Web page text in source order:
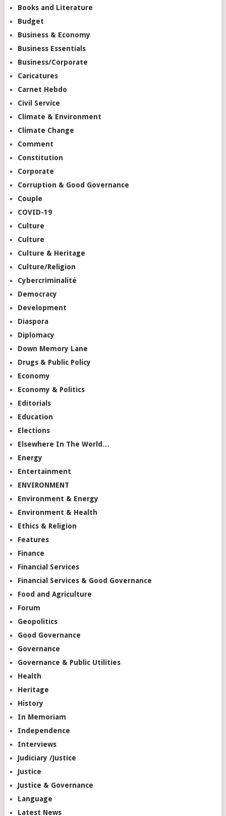
Books and Literature
Budget
Business & Economy
Business Essentials
Business/Corporate
Caricatures
Carnet Hebdo
Civil Service
Climate & Environment
Climate Change
Comment
Constitution
Corporate
Corruption & Good Governance
Couple
COVID-19
Culture
Culture
Culture & Heritage
Culture/Religion
Cybercriminalité
Democracy
Development
Diaspora
Diplomacy
Down Memory Lane
Drugs & Public Policy
Economy
Economy & Politics
Editorials
Education
Elections
Elsewhere In The World…
Energy
Entertainment
ENVIRONMENT
Environment & Energy
Environment & Health
Ethics & Religion
Features
Finance
Financial Services
Financial Services & Good Governance
Food and Agriculture
Forum
Geopolitics
Good Governance
Governance
Governance & Public Utilities
Health
Heritage
History
In Memoriam
Independence
Interviews
Judiciary /Justice
Justice
Justice & Governance
Language
Latest News